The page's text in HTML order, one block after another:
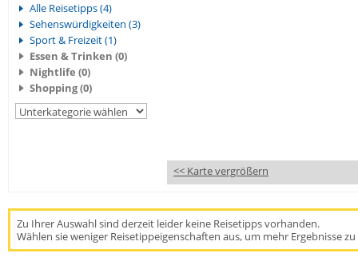
Alle Reisetipps (4)
Sehenswürdigkeiten (3)
Sport & Freizeit (1)
Essen & Trinken (0)
Nightlife (0)
Shopping (0)
<< Karte vergrößern
Zu Ihrer Auswahl sind derzeit leider keine Reisetipps vorhanden.
Wählen sie weniger Reisetippeigenschaften aus, um mehr Ergebnisse